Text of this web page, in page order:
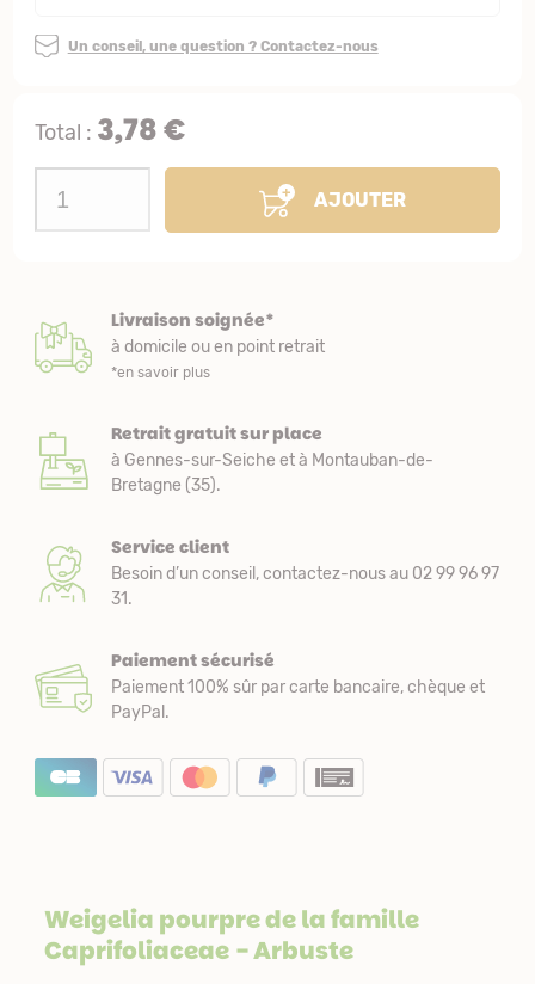
Un conseil, une question ? Contactez-nous
Total : 3,78 €
AJOUTER
Livraison soignée*
à domicile ou en point retrait
*en savoir plus
Retrait gratuit sur place
à Gennes-sur-Seiche et à Montauban-de-
Bretagne (35).
Service client
Besoin d’un conseil, contactez-nous au 02 99 96 97
31.
Paiement sécurisé
Paiement 100% sûr par carte bancaire, chèque et
PayPal.
Weigelia pourpre de la famille
Caprifoliaceae- Arbuste